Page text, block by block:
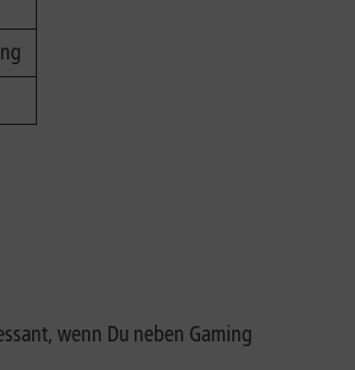
wenn Du neben Gaming